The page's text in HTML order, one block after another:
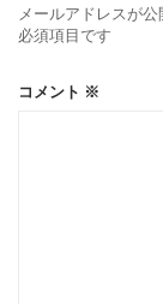
メールアドレスが公
必須項目です
コメント ※